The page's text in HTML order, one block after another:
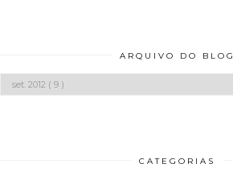
ARQUIVO DO BLOG
CATEGORIAS